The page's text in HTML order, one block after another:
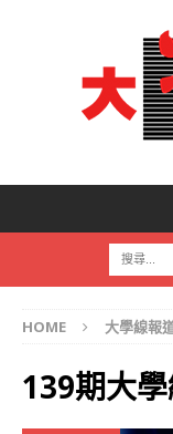
HOME 大學線報
139期大